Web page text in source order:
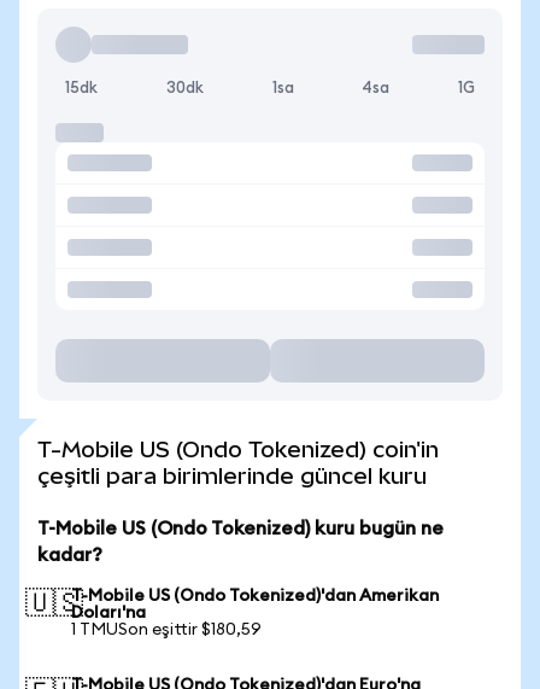
15dk 30dk 1sa 4sa 1G
T-Mobile US (Ondo Tokenized) coin'in
çeşitli para birimlerinde güncel kuru
T-Mobile US (Ondo Tokenized) kuru bugün ne
kadar?
🇺🇸T-Mobile US (Ondo Tokenized)'dan Amerikan
Doları'na
1 TMUSon eşittir $180,59
T-Mobile US (Ondo Tokenized)'dan Euro'na